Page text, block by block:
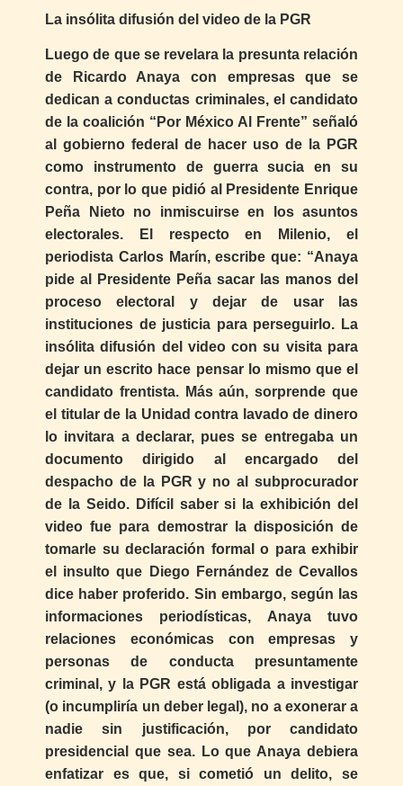
La insólita difusión del video de la PGR
Luego de que se revelara la presunta relación
de Ricardo Anaya con empresas que se
dedican a conductas criminales, el candidato
de la coalición “Por México Al Frente” señaló
al gobierno federal de hacer uso de la PGR
como instrumento de guerra sucia en su
contra, por lo que pidió al Presidente Enrique
Peña Nieto no inmiscuirse en los asuntos
electorales. El respecto en Milenio, el
periodista Carlos Marín, escribe que: “Anaya
pide al Presidente Peña sacar las manos del
proceso electoral y dejar de usar las
instituciones de justicia para perseguirlo. La
insólita difusión del video con su visita para
dejar un escrito hace pensar lo mismo que el
candidato frentista. Más aún, sorprende que
el titular de la Unidad contra lavado de dinero
lo invitara a declarar, pues se entregaba un
documento dirigido al encargado del
despacho de la PGR y no al subprocurador
de la Seido. Difícil saber si la exhibición del
video fue para demostrar la disposición de
tomarle su declaración formal o para exhibir
el insulto que Diego Fernández de Cevallos
dice haber proferido. Sin embargo, según las
informaciones periodísticas, Anaya tuvo
relaciones económicas con empresas y
personas de conducta presuntamente
criminal, y la PGR está obligada a investigar
(o incumpliría un deber legal), no a exonerar a
nadie sin justificación, por candidato
presidencial que sea. Lo que Anaya debiera
enfatizar es que, si cometió un delito, se